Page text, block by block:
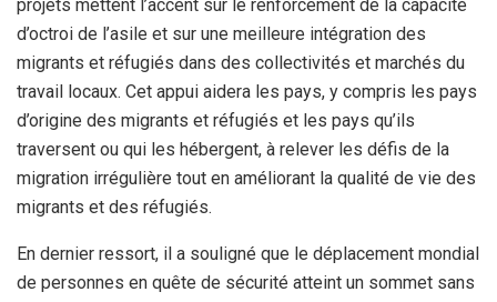
projets mettent l’accent sur le renforcement de la capacité
d’octroi de l’asile et sur une meilleure intégration des
migrants et réfugiés dans des collectivités et marchés du
travail locaux. Cet appui aidera les pays, y compris les pays
d’origine des migrants et réfugiés et les pays qu’ils
traversent ou qui les hébergent, à relever les défis de la
migration irrégulière tout en améliorant la qualité de vie des
migrants et des réfugiés.
En dernier ressort, il a souligné que le déplacement mondial
de personnes en quête de sécurité atteint un sommet sans